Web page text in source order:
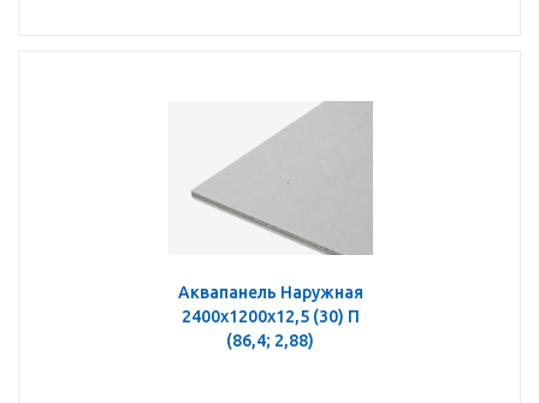
Аквапанель Наружная
2400х1200х12,5 (30) П
(86,4; 2,88)